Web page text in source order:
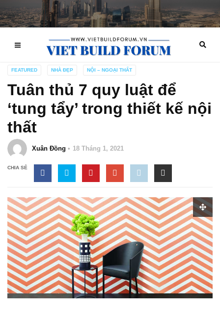
FEATURED NHÀ ĐẸP NỘI – NGOẠI THẤT
Tuân thủ 7 quy luật để
‘tung tẩy’ trong thiết kế nội
thất
Xuân Đồng 18 Tháng 1, 2021
CHIA SẺ